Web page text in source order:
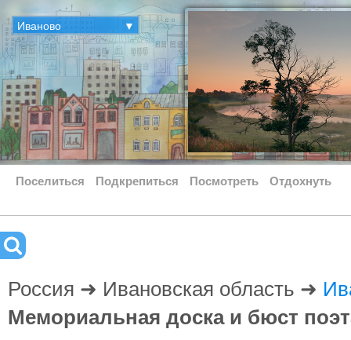
Иваново ▼
Поселиться Подкрепиться Посмотреть Отдохнуть
Россия ➜ Ивановская область ➜
Мемориальная доска и бюст